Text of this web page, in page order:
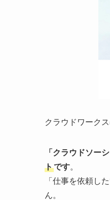
クラウドワーク
「クラウドソー
トです。
「仕事を依頼し
ん。